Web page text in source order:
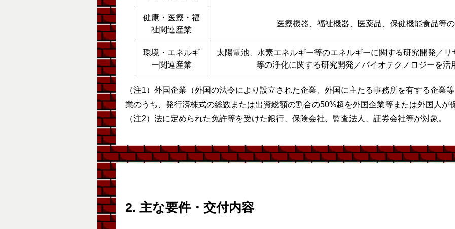
健康・医療・福
祉関連産業
医療機器、福祉機器、医薬品、保健機能食品等
環境・エネルギ
ー関連産業
太陽電池、水素エネルギー等のエネルギーに関する研究開発／
等の浄化に関する研究開発／バイオテクノロジーを活
（注1）外国企業（外国の法令により設立された企業、外国に主たる事務所を有する企業
業のうち、発行済株式の総数または出資総額の割合の50%超を外国企業等または外国人が
（注2）法に定められた免許等を受けた銀行、保険会社、監査法人、証券会社等が対象。
2. 主な要件・交付内容